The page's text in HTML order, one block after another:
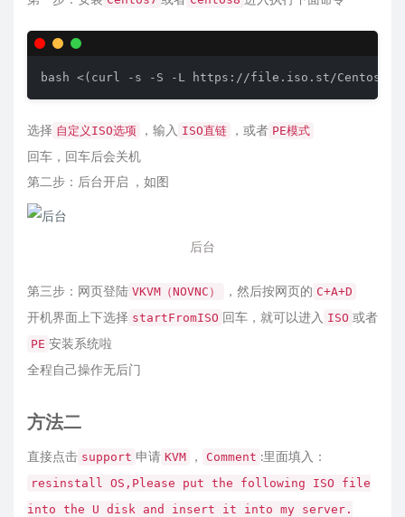
选择 自定义ISO选项 ，输入 ISO直链 ，或者 PE模式
回车，回车后会关机
第二步：后台开启 ，如图
后台
第三步：网页登陆 VKVM（NOVNC） ，然后按网页的 C+A+D
开机界面上下选择 startFromISO 回车，就可以进入 ISO 或者
PE 安装系统啦
全程自己操作无后门
方法二
直接点击 support 申请 KVM ， Comment :里面填入：
resinstall OS,Please put the following ISO file
into the U disk and insert it into my server.